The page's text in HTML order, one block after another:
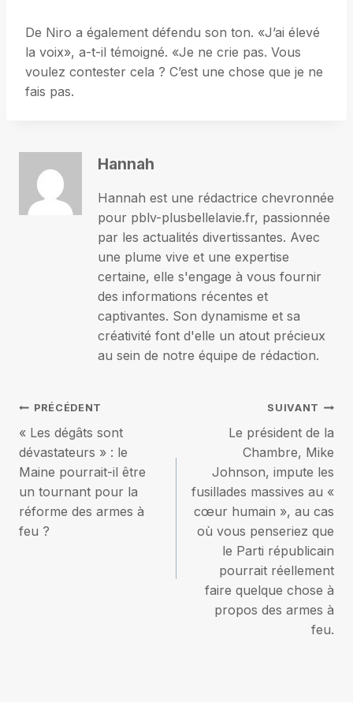
De Niro a également défendu son ton. «J’ai élevé
la voix», a-t-il témoigné. «Je ne crie pas. Vous
voulez contester cela ? C’est une chose que je ne
fais pas.
Hannah
Hannah est une rédactrice chevronnée
pour pblv-plusbellelavie.fr, passionnée
par les actualités divertissantes. Avec
une plume vive et une expertise
certaine, elle s'engage à vous fournir
des informations récentes et
captivantes. Son dynamisme et sa
créativité font d'elle un atout précieux
au sein de notre équipe de rédaction.
Navigation
de
l’article
PRÉCÉDENT
« Les dégâts sont
dévastateurs » : le
Maine pourrait-il être
un tournant pour la
réforme des armes à
feu ?
SUIVANT
Le président de la
Chambre, Mike
Johnson, impute les
fusillades massives au «
cœur humain », au cas
où vous penseriez que
le Parti républicain
pourrait réellement
faire quelque chose à
propos des armes à
feu.